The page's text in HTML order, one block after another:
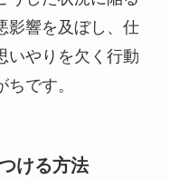
影響を及ぼし、仕
いやりを欠く行動
です。
ける方法